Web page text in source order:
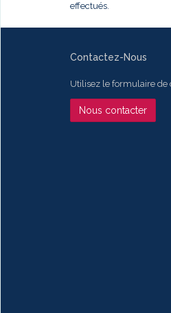
effectués.
Contactez-Nous
Utilisez le formulaire de
Nous contacter